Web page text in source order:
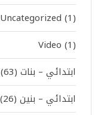
Uncategorized (1)
Video (1)
ابتدائي – بنات (63)
ابتدائي – بنين (26)